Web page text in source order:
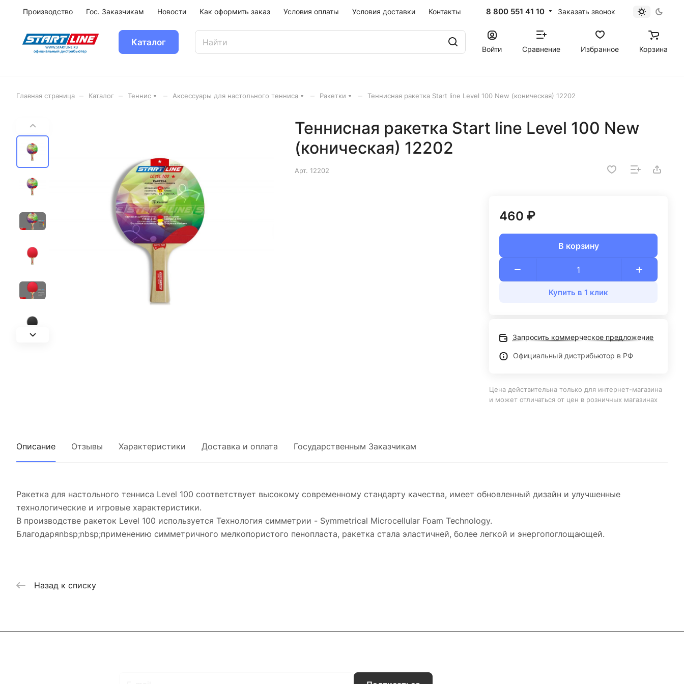
Производство Гос. Заказчикам Новости Как оформить заказ Условия оплаты Условия доставки Контакты 8 800 551 41 10 Заказать звонок
Каталог
Войти Сравнение Избранное Корзина
Главная страница Каталог Теннис Аксессуары для настольного тенниса Ракетки Теннисная ракетка Start line Level 100 New (коническая) 12202
Теннисная ракетка Start line Level 100 New
(коническая) 12202
Арт. 12202
460 ₽
В корзину
Купить в 1 клик
Запросить коммерческое предложение
Официальный дистрибьютор в РФ
Цена действительна только для интернет-магазина
и может отличаться от цен в розничных магазинах
Описание Отзывы Характеристики Доставка и оплата Государственным Заказчикам
Ракетка для настольного тенниса Level 100 соответствует высокому современному стандарту качества, имеет обновленный дизайн и улучшенные
технологические и игровые характеристики.
В производстве ракеток Level 100 используется Технология симметрии - Symmetrical Microcellular Foam Technology.
Благодаряnbsp;nbsp;применению симметричного мелкопористого пенопласта, ракетка стала эластичней, более легкой и энергопоглощающей.
Назад к списку